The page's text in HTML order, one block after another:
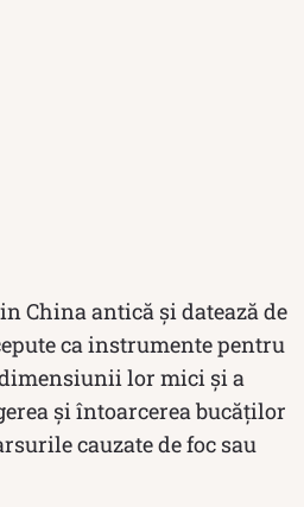
China antică și datează de
ca instrumente pentru
lor mici și a
și întoarcerea bucăților
cauzate de foc sau